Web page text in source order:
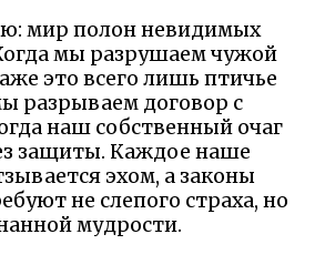
мир полон невидимых
мы разрушаем чужой
это всего лишь птичье
разрываем договор с
наш собственный очаг
защиты. Каждое наше
эхом, а законы
не слепого страха, но
мудрости.